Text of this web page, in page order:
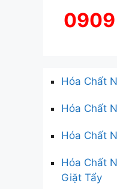
Hóa Chất
Hóa Chất
Hóa Chất
Hóa Chất
Giặt Tẩy